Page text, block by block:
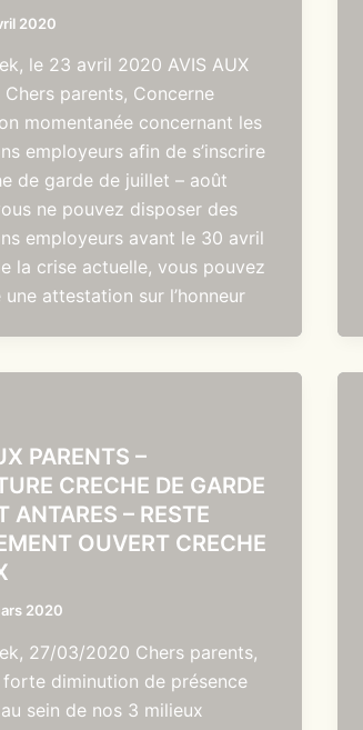
2020
le 23 avril 2020 AVIS AUX
Chers parents, Concerne
momentanée concernant les
employeurs afin de s’inscrire
de garde de juillet – août
ne pouvez disposer des
employeurs avant le 30 avril
la crise actuelle, vous pouvez
attestation sur l’honneur
PARENTS –
CRECHE DE GARDE
ANTARES – RESTE
OUVERT CRECHE
2020
27/03/2020 Chers parents,
forte diminution de présence
au sein de nos 3 milieux